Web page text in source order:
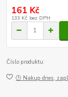
161 Kč
133 Kč bez DPH
Číslo produktu:
🕒 Nakup dnes,